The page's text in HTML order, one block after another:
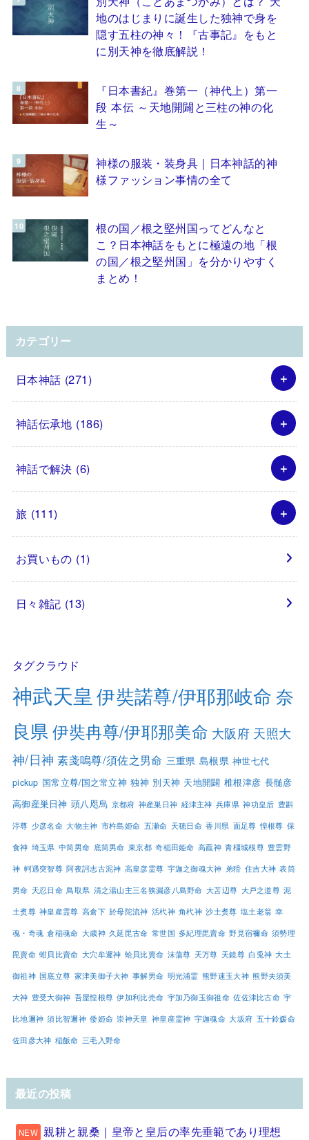
地のはじまりに誕生した独神で身を
隠す五柱の神々！『古事記』をもと
に別天神を徹底解説！
『日本書紀』巻第一（神代上）第一
段 本伝 ～天地開闢と三柱の神の化
生～
神様の服装・装身具｜日本神話的神
様ファッション事情の全て
根の国／根之堅州国ってどんなと
こ？日本神話をもとに極遠の地「根
の国／根之堅州国」を分かりやすく
まとめ！
カテゴリー
日本神話 (271)
神話伝承地 (186)
神話で解決 (6)
旅 (111)
お買いもの (1)
日々雑記 (13)
タグクラウド
神武天皇 伊奘諾尊/伊耶那岐命 奈
良県 伊奘冉尊/伊耶那美命 大阪府 天照大
神/日神 素戔嗚尊/須佐之男命 三重県 島根県 神世七代
pickup 国常立尊/国之常立神 独神 別天神 天地開闢 椎根津彦 長髄彦
高御産巣日神 頭八咫烏 京都府 神産巣日神 経津主神 兵庫県 神功皇后 豊斟
渟尊 少彦名命 大物主神 市杵島姫命 五瀬命 天穂日命 香川県 面足尊 惶根尊 保
食神 埼玉県 中筒男命 底筒男命 東京都 奇稲田姫命 高龗神 青橿城根尊 豊雲野
神 軻遇突智尊 阿夜訶志古泥神 高皇彦霊尊 宇迦之御魂大神 弟猾 住吉大神 表筒
男命 天忍日命 鳥取県 清之湯山主三名狭漏彦八島野命 大苫辺尊 大戸之道尊 泥
土煑尊 神皇産霊尊 高倉下 於母陀流神 活杙神 角杙神 沙土煑尊 塩土老翁 幸
魂・奇魂 倉稲魂命 大歳神 久延毘古命 常世国 多紀理毘賣命 野見宿禰命 須勢理
毘賣命 蚶貝比賣命 大穴牟遲神 蛤貝比賣命 沫蕩尊 天万尊 天鏡尊 白兎神 大土
御祖神 国底立尊 家津美御子大神 事解男命 明光浦霊 熊野速玉大神 熊野夫須美
大神 豊受大御神 吾屋惶根尊 伊加利比売命 宇加乃御玉御祖命 佐佐津比古命 宇
比地邇神 須比智邇神 倭姫命 崇神天皇 神皇産霊神 宇迦魂命 大坂府 五十鈴媛命
佐田彦大神 稲飯命 三毛入野命
最近の投稿
親耕と親桑｜皇帝と皇后の率先垂範であり理想